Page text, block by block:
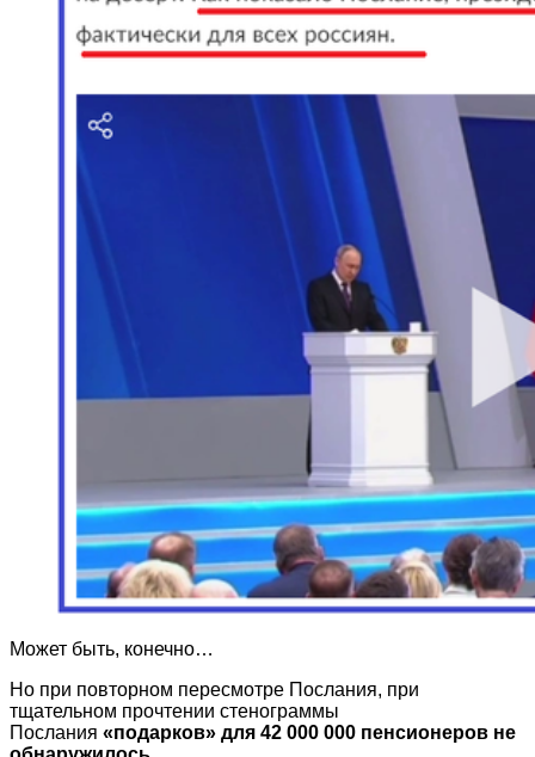
Может быть, конечно…
Но при повторном пересмотре Послания, при
тщательном прочтении стенограммы
Послания «подарков» для 42 000 000 пенсионеров не